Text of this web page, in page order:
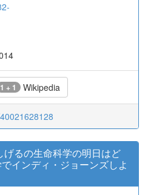
1 + 1 Wikipedia
げるの生命科学の明日はど
インディ・ジョーンズしよ